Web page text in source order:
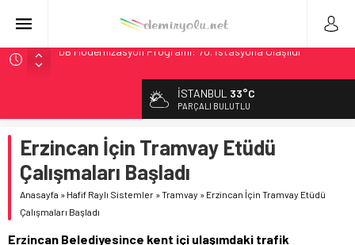
GB Railfreight İngiltere’de Lider, Class 99’lar 2026’da Yolda
İngiltere Demiryolunda Tarihi Entegrasyon: GBR Anglia
Malezya Havayolları, TGV ile 28 Fransız Şehrine Tek Bilet
ÖBB ve RFI’dan Brenner’da 15 Günlük Bakım: Tren Seferleri
Duruyor
DB Modernizasyon Programı: 70. İstasyona Ulaşıldı
İSTANBUL 33°C
PARÇALI BULUTLU
Erzincan İçin Tramvay Etüdü
Çalışmaları Başladı
Anasayfa » Hafif Raylı Sistemler »Tramvay » Erzincan İçin Tramvay Etüdü
Çalışmaları Başladı
Erzincan Belediyesince kent içi ulaşımdaki trafik